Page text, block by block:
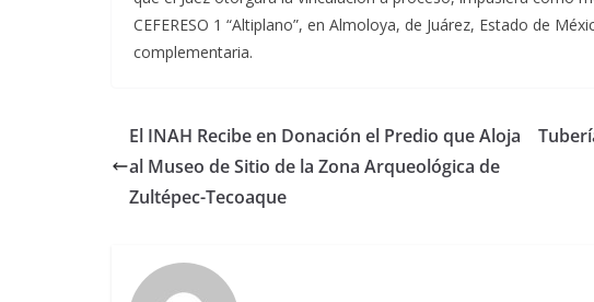
CEFERESO 1 “Altiplano”, en Almoloya, de Juárez, Estado de
complementaria.
El INAH Recibe en Donación el Predio que Aloja
al Museo de Sitio de la Zona Arqueológica de
Zultépec-Tecoaque